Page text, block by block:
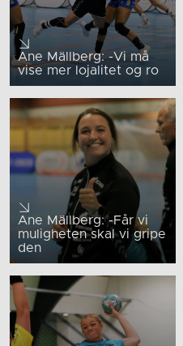
Ane Mällberg: -Vi må
vise mer lojalitet og ro
Ane Mällberg: -Får vi
muligheten skal vi gripe
den